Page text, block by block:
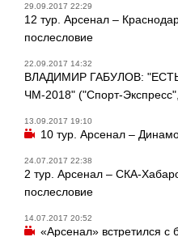
29.09.2017 22:29
12 тур. Арсенал –
послесловие
22.09.2017 14:32
ВЛАДИМИР ГАБУЛОВ:
ЧМ-2018" ("Спорт-
13.09.2017 19:10
10 тур. Арсенал –
24.07.2017 22:38
2 тур. Арсенал – СКА-
послесловие
14.07.2017 20:52
«Арсенал» встретился с